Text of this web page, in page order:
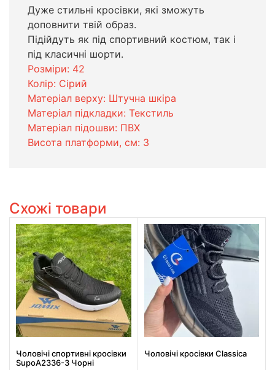
Дуже стильні кросівки, які зможуть
доповнити твій образ.
Підійдуть як під спортивний костюм, так і
під класичні шорти.
Розміри: 42
Колір: Сірий
Матеріал верху: Штучна шкіра
Матеріал підкладки: Текстиль
Матеріал підошви: ПВХ
Висота платформи, см: 3
Схожі товари
Чоловічі спортивні кросівки
SupoA2336-3 Чорні
Чоловічі кросівки Classica